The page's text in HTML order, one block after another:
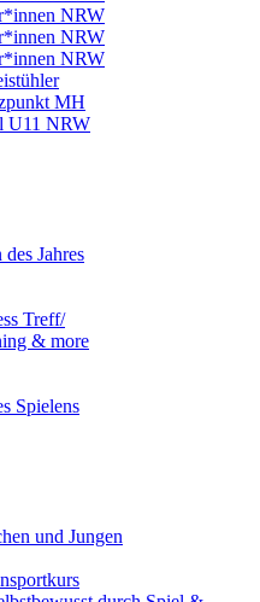
NRW
NRW
NRW
MH
U11 NRW
Jahres
Treff/
& more
Spielens
und Jungen